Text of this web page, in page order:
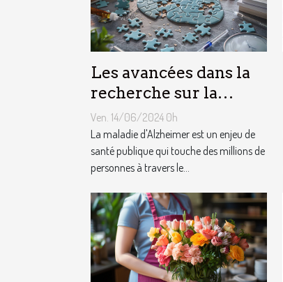
Les avancées dans la
recherche sur la
maladie d'Alzheimer
Ven. 14/06/2024 0h
La maladie d'Alzheimer est un enjeu de
santé publique qui touche des millions de
personnes à travers le...